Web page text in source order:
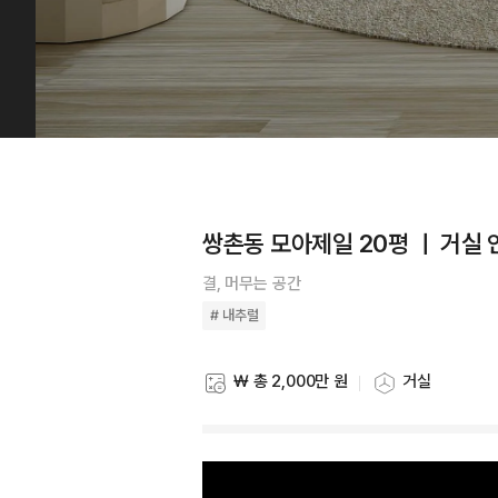
쌍촌동 모아제일 20평 ㅣ 거실
결, 머무는 공간
# 내추럴
스타일링 비용
₩ 총 2,000만 원
스타일링 공간
거실